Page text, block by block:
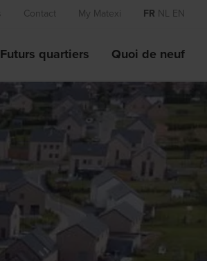
Contact My Matexi FR NL EN
Futurs quartiers Quoi de neuf